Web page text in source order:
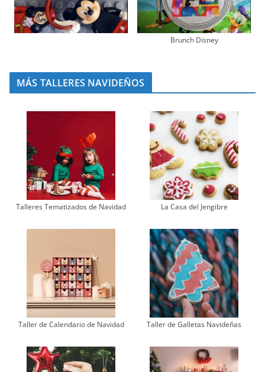
Brunch Disney
MÁS TALLERES NAVIDEÑOS
Talleres Tematizados de Navidad La Casa del Jengibre
Taller de Calendario de Navidad Taller de Galletas Navideñas